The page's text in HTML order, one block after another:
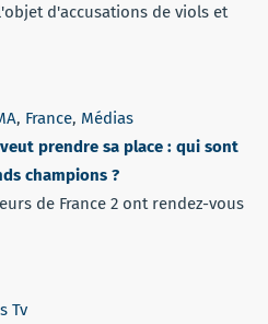
d'accusations de viols et
, France, Médias
prendre sa place : qui sont
champions ?
de France 2 ont rendez-vous
Tv